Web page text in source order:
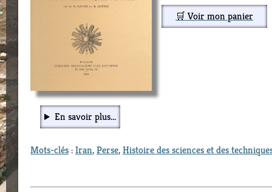
🛒 Voir mon panier
En savoir plus...
Mots-clés:Iran,Perse,Histoire des sciences et des